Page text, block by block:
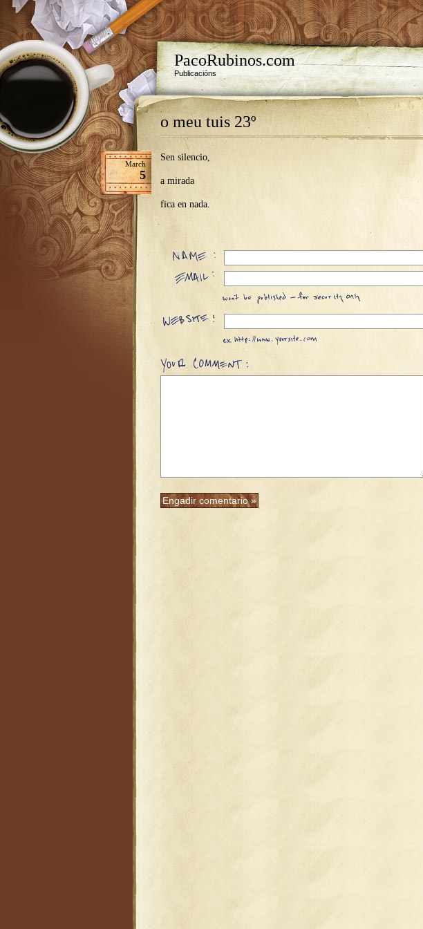
PacoRubinos.com
Publicacións
o meu tuis 23º
March
5
Sen silencio,
a mirada
fica en nada.